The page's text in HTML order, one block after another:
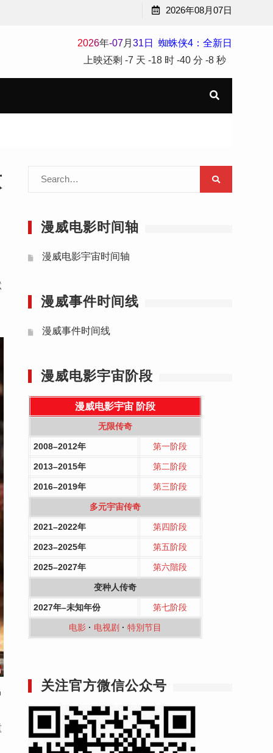
2026年08月07日
2026年-07月 31 日
蜘蛛侠4：全新日
上映还剩 -7 天 -18 时 -40 分 -10 秒
Search
漫威电影时间轴
漫威电影宇宙时间轴
漫威事件时间线
漫威事件时间线
漫威电影宇宙阶段
漫威电影宇宙 阶段
无限传奇
2008–2012年 第一阶段
2013–2015年 第二阶段
2016–2019年 第三阶段
多元宇宙传奇
2021–2022年 第四阶段
2023–2025年 第五阶段
2025–2027年 第六階段
变种人传奇
2027年–未知年份 第七阶段
电影 · 电视剧 · 特別节目
关注官方微信公众号